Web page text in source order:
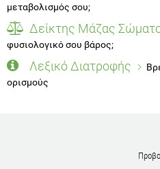
μεταβολισμός σου;
Δείκτης Μάζας
φυσιολογικό σου βάρος;
Λεξικό Διατροφής
ορισμούς